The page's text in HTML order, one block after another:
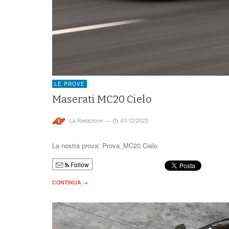
LE PROVE
Maserati MC20 Cielo
La Redazione — 01/12/2023
La nostra prova: Prova_MC20 Cielo
Follow
CONTINUA →